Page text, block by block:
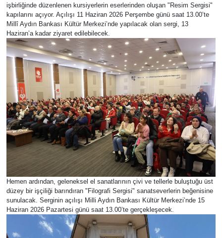
işbirliğinde düzenlenen kursiyerlerin eserlerinden oluşan "Resim Sergisi"
kapılarını açıyor. Açılışı 11 Haziran 2026 Perşembe günü saat 13.00’te
Millî Aydın Bankası Kültür Merkezi’nde yapılacak olan sergi, 13
Haziran’a kadar ziyaret edilebilecek.
Hemen ardından, geleneksel el sanatlarının çivi ve tellerle buluştuğu üst
düzey bir işçiliği barındıran "Filografi Sergisi" sanatseverlerin beğenisine
sunulacak. Serginin açılışı Milli Aydın Bankası Kültür Merkezi’nde 15
Haziran 2026 Pazartesi günü saat 13.00’te gerçekleşecek.